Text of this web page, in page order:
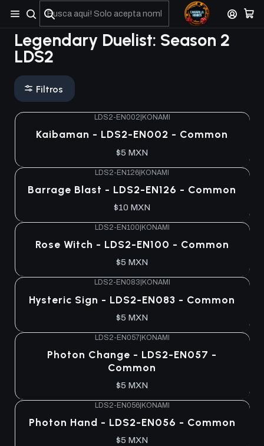
No olviden reportar sus depositos y transferencias por Whatsapp
Legendary Duelist: Season 2
LDS2
Filtros
LDS2-EN002 KONAMI
Kaibaman - LDS2-EN002 - Common
$5 MXN
LDS2-EN126|KONAMI
Barrage Blast - LDS2-EN126 - Common
$10 MXN
LDS2-EN100 KONAMI
Rose Witch - LDS2-EN100 - Common
$5 MXN
LDS2-EN083 KONAMI
Hysteric Sign - LDS2-EN083 - Common
$5 MXN
LDS2-EN057|KONAMI
Photon Change - LDS2-EN057 -
Common
$5 MXN
LDS2-EN056| KONAMI
Photon Hand - LDS2-EN056 - Common
$5 MXN